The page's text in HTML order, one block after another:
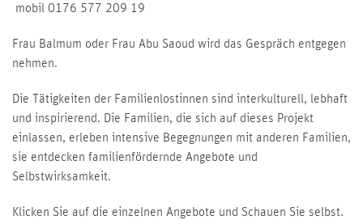
mobil 0176 577 209 19
Frau Balmum oder Frau Abu Saoud wird das Gespräch entgegen
nehmen.
Die Tätigkeiten der Familienlostinnen sind interkulturell, lebhaft
und inspirierend. Die Familien, die sich auf dieses Projekt
einlassen, erleben intensive Begegnungen mit anderen Familien,
sie entdecken familienfördernde Angebote und
Selbstwirksamkeit.
Klicken Sie auf die einzelnen Angebote und Schauen Sie selbst.